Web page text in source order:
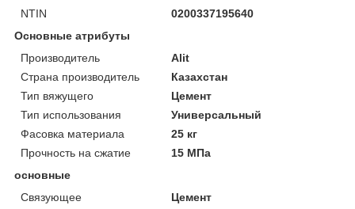
NTIN
0200337195640
Основные атрибуты
Производитель
Alit
Страна производитель
Казахстан
Тип вяжущего
Цемент
Тип использования
Универсальный
Фасовка материала
25 кг
Прочность на сжатие
15 МПа
основные
Связующее
Цемент